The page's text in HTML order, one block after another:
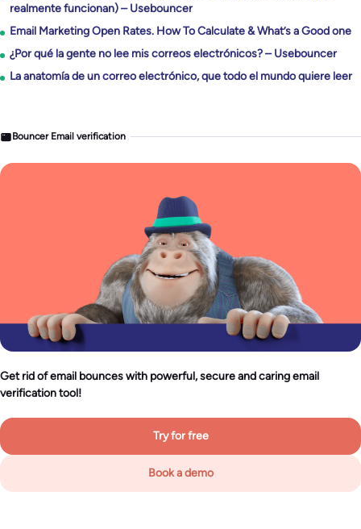
realmente funcionan) – Usebouncer
Email Marketing Open Rates. How To Calculate & What’s a Good one
¿Por qué la gente no lee mis correos electrónicos? – Usebouncer
La anatomía de un correo electrónico, que todo el mundo quiere leer
Bouncer Email verification
Get rid of email bounces with powerful, secure and caring email
verification tool!
Try for free
Book a demo